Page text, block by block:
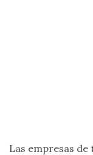
Las empresas